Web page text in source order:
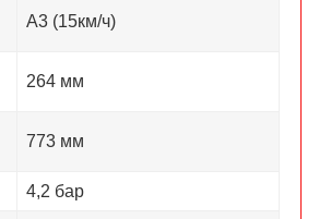
А3 (15км/ч)
264 мм
773 мм
4,2 бар